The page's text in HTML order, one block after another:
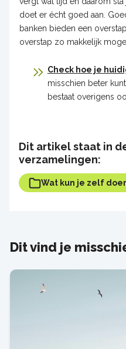
doet er écht goed aan.
banken bieden een
overstap zo makkelijk
Check hoe je
misschien beter
bestaat overigens
Dit artikel staat in
verzamelingen:
Wat kun je zelf
Dit vind je